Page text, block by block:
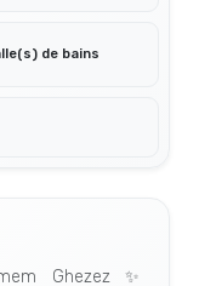
de bains
Ghezez ✨